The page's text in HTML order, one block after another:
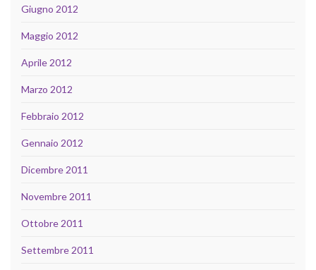
Giugno 2012
Maggio 2012
Aprile 2012
Marzo 2012
Febbraio 2012
Gennaio 2012
Dicembre 2011
Novembre 2011
Ottobre 2011
Settembre 2011